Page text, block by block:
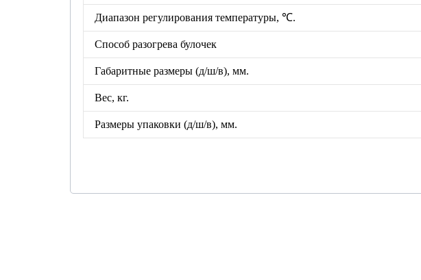
Диапазон регулирования температуры, ℃.
Способ разогрева булочек
Габаритные размеры (д/ш/в), мм.
Вес, кг.
Размеры упаковки (д/ш/в), мм.